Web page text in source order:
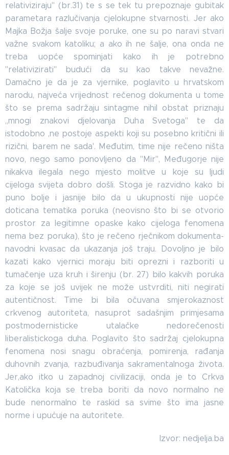
relativiziraju" (br.31) te s se tek tu prepoznaje gubitak
parametara razlučivanja cjelokupne stvarnosti. Jer ako
Majka Božja šalje svoje poruke, one su po naravi stvari
važne svakom katoliku; a ako ih ne šalje, ona onda ne
treba uopće spominjati kako ih je potrebno
"relativizirati" budući da su kao takve nevažne.
Damačno je da je za vjernike, poglavito u hrvatskom
narodu, najveća vrijednost rečenog dokumenta u tome
što se prema sadržaju sintagme nihil obstat priznaju
,,mnogi znakovi djelovanja Duha Svetoga" te da
istodobno ,ne postoje aspekti koji su posebno kritični ili
rizični, barem ne sada'. Međutim, time nije rečeno ništa
novo, nego samo ponovljeno da "Mir", Međugorje nije
nikakva ilegala nego mjesto molitve u koje su ljudi
cijeloga svijeta dobro došli. Stoga je razvidno kako bi
puno bolje i jasnije bilo da u ukupnosti nije uopće
doticana tematika poruka (neovisno što bi se otvorio
prostor za legitimne opaske kako cijeloga fenomena
nema bez poruka), što je rečeno rječnikom dokumenta-
navodni kvasac da ukazanja još traju. Dovoljno je bilo
kazati kako vjernici moraju biti oprezni i razboriti u
tumačenje uza kruh i širenju (br. 27) bilo kakvih poruka
za koje se još uvijek ne može ustvrditi, niti negirati
autentičnost. Time bi bila očuvana smjerokaznost
crkvenog autoriteta, nasuprot sadašnjim primjesama
postmodernisticke utalačke nedorečenosti
liberalistickoga duha. Poglavito što sadržaj cjelokupna
fenomena nosi snagu obraćenja, pomirenja, rađanja
duhovnih zvanja, razbuđivanja sakramentalnoga života.
Jer,ako itko u zapadnoj civilizaciji, onda je to Crkva
Katolička koja se treba boriti da novo normalno ne
bude nenormalno te raskid sa svime što ima jasne
norme i upućuje na autoritete.
Izvor: nedjelja.ba